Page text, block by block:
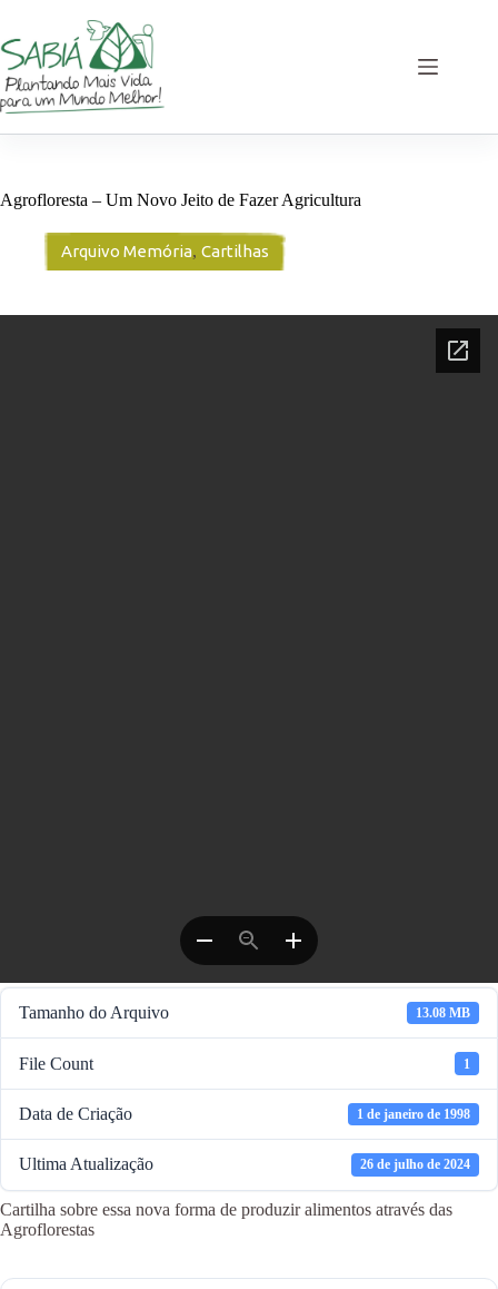
o
conteúdo
Agrofloresta – Um Novo Jeito de Fazer Agricultura
Arquivo Memória, Cartilhas
Tamanho do Arquivo 13.08 MB
File Count 1
Data de Criação 1 de janeiro de 1998
Ultima Atualização 26 de julho de 2024
Cartilha sobre essa nova forma de produzir alimentos através das
Agroflorestas